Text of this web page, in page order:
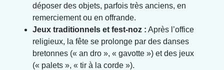
déposer des objets, parfois très anciens, en
remerciement ou en offrande.
Jeux traditionnels et fest-noz : Après l’office
religieux, la fête se prolonge par des danses
bretonnes (« an dro », « gavotte ») et des jeux
(« palets », « tir à la corde »).